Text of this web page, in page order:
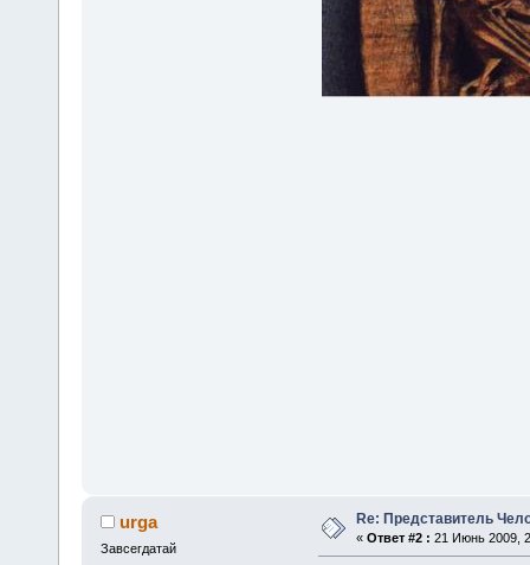
urga
Завсегдатай
Re: Представитель
« Ответ #2 : 21 Июнь 2009,